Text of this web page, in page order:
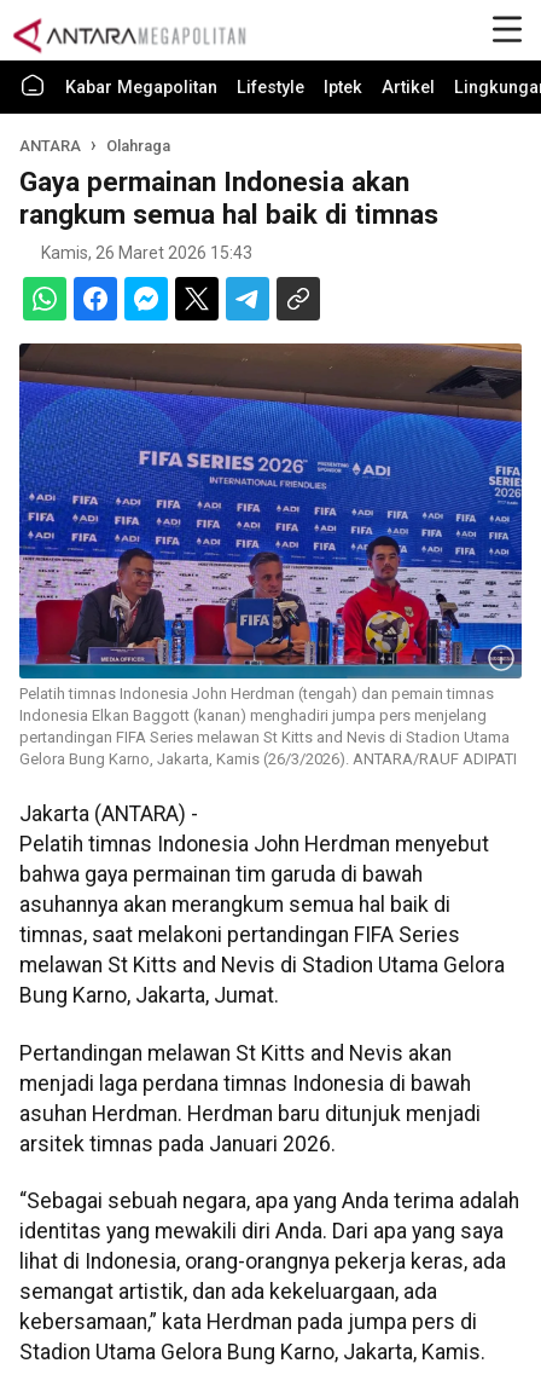
Kabar Megapolitan Lifestyle Iptek Artikel
ANTARA Olahraga
Gaya permainan Indonesia akan
rangkum semua hal baik di timnas
Kamis, 26 Maret 2026 15:43
Pelatih timnas Indonesia John Herdman (tengah) dan pemain timnas
Indonesia Elkan Baggott (kanan) menghadiri jumpa pers menjelang
pertandingan FIFA Series melawan St Kitts and Nevis di Stadion Utama
Gelora Bung Karno, Jakarta, Kamis (26/3/2026). ANTARA/RAUF ADIPATI
Jakarta (ANTARA) -
Pelatih timnas Indonesia John Herdman menyebut
bahwa gaya permainan tim garuda di bawah
asuhannya akan merangkum semua hal baik di
timnas, saat melakoni pertandingan FIFA Series
melawan St Kitts and Nevis di Stadion Utama Gelora
Bung Karno, Jakarta, Jumat.
Pertandingan melawan St Kitts and Nevis akan
menjadi laga perdana timnas Indonesia di bawah
asuhan Herdman. Herdman baru ditunjuk menjadi
arsitek timnas pada Januari 2026.
“Sebagai sebuah negara, apa yang Anda terima adalah
identitas yang mewakili diri Anda. Dari apa yang saya
lihat di Indonesia, orang-orangnya pekerja keras, ada
semangat artistik, dan ada kekeluargaan, ada
kebersamaan,” kata Herdman pada jumpa pers di
Stadion Utama Gelora Bung Karno, Jakarta, Kamis.